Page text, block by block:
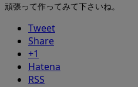
頑張って作ってみて下さいね。
Tweet
Share
+1
Hatena
RSS